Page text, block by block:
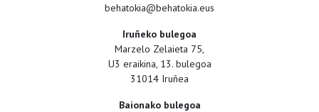
behatokia@behatokia.eus
Iruñeko bulegoa
Marzelo Zelaieta 75,
U3 eraikina, 13. bulegoa
31014 Iruñea
Baionako bulegoa